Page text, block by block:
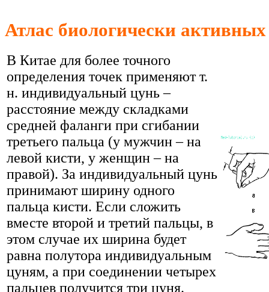
Атлас биологически активных
В Китае для более точного
определения точек применяют т.
н. индивидуальный цунь –
расстояние между складками
средней фаланги при сгибании
третьего пальца (у мужчин – на
левой кисти, у женщин – на
правой). За индивидуальный цунь
принимают ширину одного
пальца кисти. Если сложить
вместе второй и третий пальцы, в
этом случае их ширина будет
равна полутора индивидуальным
цуням, а при соединении четырех
пальцев получится три цуня.